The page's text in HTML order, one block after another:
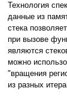
Технология
данные из
стека
при вызове
являются
можно
"вращения
из разных